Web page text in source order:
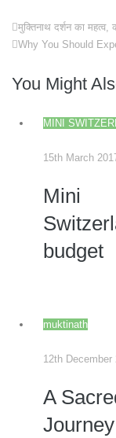
मुक्तिनाथ दर्शन का
Why You Should
You Might
MINI
15th March
Mini
budget
muktinath
12th December
A